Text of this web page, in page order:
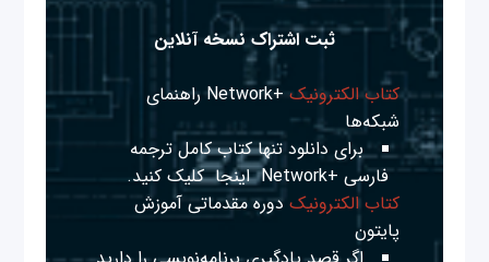
ثبت اشتراک نسخه آنلاین
کتاب الکترونیک
+Network راهنمای
شبکه‌ها
برای دانلود تنها کتاب کامل ترجمه
فارسی +Network
اینجا کلیک کنید.
کتاب الکترونیک دوره مقدماتی آموزش
پایتون